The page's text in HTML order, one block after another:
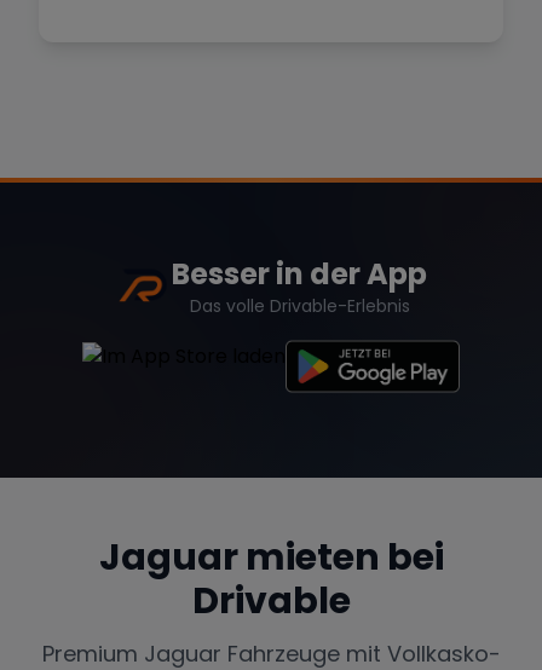
Porsche Lamborghini Ferrari
McLaren Ford Jaguar
Bentley Rolls Royce Aston Martin
Zeitraum wählenBesser in der App
Das volle Drivable-Erlebnis
Jaguarmieten bei
Drivable
Premium Jaguar Fahrzeuge mit Vollkasko-